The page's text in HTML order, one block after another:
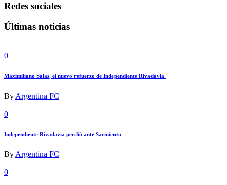
Redes sociales
Últimas noticias
0
Maximiliano Salas, el nuevo refuerzo de Independiente Rivadavia
By Argentina FC
0
Independiente Rivadavia perdió ante Sarmiento
ByArgentina FC
0